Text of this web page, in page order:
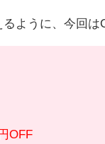
ように、今回は
OFF